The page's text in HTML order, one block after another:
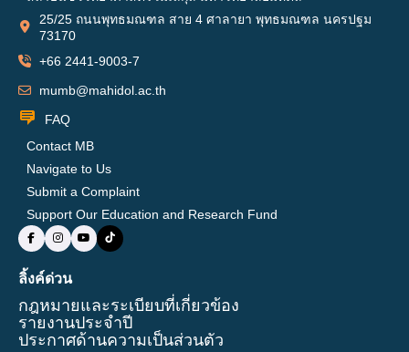
25/25 ถนนพุทธมณฑล สาย 4 ศาลายา พุทธมณฑล นครปฐม
73170
+66 2441-9003-7
mumb@mahidol.ac.th
FAQ
Contact MB
Navigate to Us
Submit a Complaint
Support Our Education and Research Fund
ลิ้งค์ด่วน
กฎหมายและระเบียบที่เกี่ยวข้อง
รายงานประจำปี
ประกาศด้านความเป็นส่วนตัว